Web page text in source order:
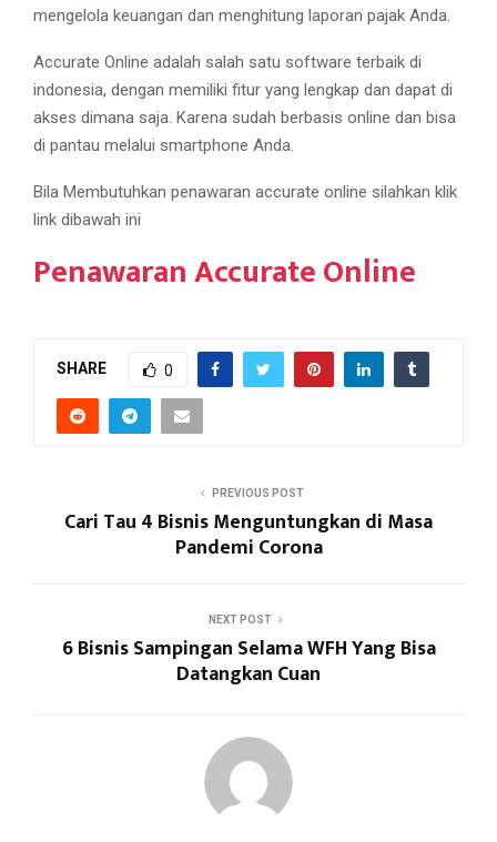
mengelola keuangan dan menghitung laporan pajak Anda.
Accurate Online adalah salah satu software terbaik di
indonesia, dengan memiliki fitur yang lengkap dan dapat di
akses dimana saja. Karena sudah berbasis online dan bisa
di pantau melalui smartphone Anda.
Bila Membutuhkan penawaran accurate online silahkan klik
link dibawah ini
Penawaran Accurate Online
SHARE 0
PREVIOUS POST
Cari Tau 4 Bisnis Menguntungkan di Masa
Pandemi Corona
NEXT POST
6 Bisnis Sampingan Selama WFH Yang Bisa
Datangkan Cuan